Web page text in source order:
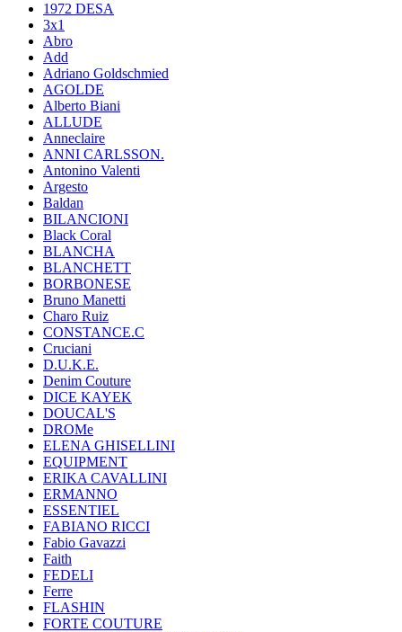
1972 DESA
3x1
Abro
Add
Adriano Goldschmied
AGOLDE
Alberto Biani
ALLUDE
Anneclaire
ANNI CARLSSON.
Antonino Valenti
Argesto
Baldan
BILANCIONI
Black Coral
BLANCHA
BLANCHETT
BORBONESE
Bruno Manetti
Charo Ruiz
CONSTANCE.C
Cruciani
D.U.K.E.
Denim Couture
DICE KAYEK
DOUCAL'S
DROMe
ELENA GHISELLINI
EQUIPMENT
ERIKA CAVALLINI
ERMANNO
ESSENTIEL
FABIANO RICCI
Fabio Gavazzi
Faith
FEDELI
Ferre
FLASHIN
FORTE COUTURE